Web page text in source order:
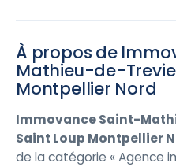
À propos de
Mathieu-de-
Montpellier Nord
Immovance Saint-
Saint Loup Montpellier
de la catégorie « Agence